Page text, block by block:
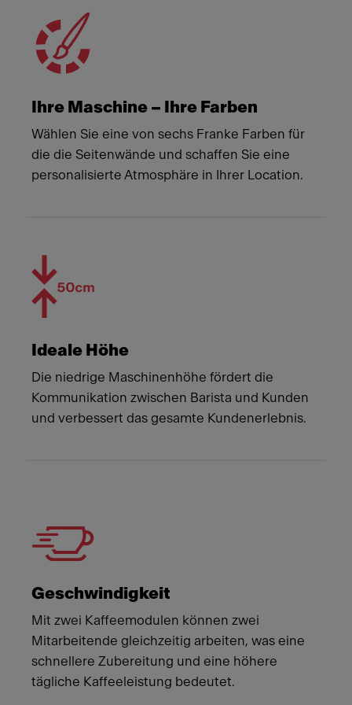
Ihre Maschine – Ihre Farben
Wählen Sie eine von sechs Franke Farben für
die die Seitenwände und schaffen Sie eine
personalisierte Atmosphäre in Ihrer Location.
Ideale Höhe
Die niedrige Maschinenhöhe fördert die
Kommunikation zwischen Barista und Kunden
und verbessert das gesamte Kundenerlebnis.
Geschwindigkeit
Mit zwei Kaffeemodulen können zwei
Mitarbeitende gleichzeitig arbeiten, was eine
schnellere Zubereitung und eine höhere
tägliche Kaffeeleistung bedeutet.